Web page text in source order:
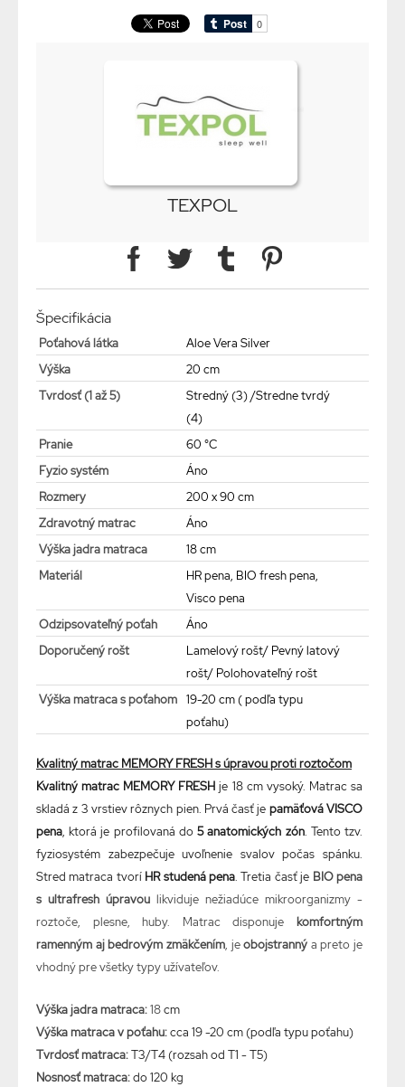
TEXPOL
Špecifikácia
Poťahová látka
Aloe Vera Silver
Výška
20 cm
Tvrdosť (1 až 5)
Stredný (3) /Stredne tvrdý
(4)
Pranie
60 °C
Fyzio systém
Áno
Rozmery
200 x 90 cm
Zdravotný matrac
Áno
Výška jadra matraca
18 cm
Materiál
HR pena, BIO fresh pena,
Visco pena
Odzipsovateľný poťah
Áno
Doporučený rošt
Lamelový rošt/ Pevný latový
rošt/ Polohovateľný rošt
Výška matraca s poťahom 19-20 cm ( podľa typu
poťahu)
Kvalitný matrac MEMORY FRESH s úpravou proti roztočom
Kvalitný matrac MEMORY FRESH je 18 cm vysoký. Matrac sa
skladá z 3 vrstiev rôznych pien. Prvá časť je pamäťová VISCO
pena, ktorá je profilovaná do5 anatomických zón. Tento tzv.
fyziosystém zabezpečuje uvoľnenie svalov počas spánku.
Stred matraca tvorí HR studená pena. Tretia časť je BIO pena
s ultrafresh úpravou likviduje nežiadúce mikroorganizmy -
roztoče, plesne, huby. Matrac disponuje komfortným
ramenným aj bedrovým zmäkčením, jeobojstranný a preto je
vhodný pre všetky typy užívateľov.
Výškajadra matraca:18cm
Výškamatracavpoťahu:cca 19 -20 cm(podľa typupoťahu)
Tvrdosťmatraca:T3/T4(rozsahod T1 -T5)
Nosnosť matraca:do 120 kg